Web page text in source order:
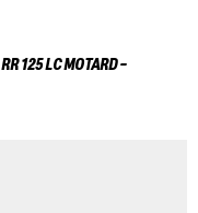
RR 125 LC MOTARD -